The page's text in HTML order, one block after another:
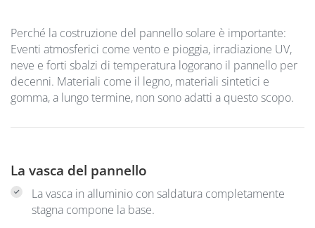
Perché la costruzione del pannello solare è importante:
Eventi atmosferici come vento e pioggia, irradiazione UV,
neve e forti sbalzi di temperatura logorano il pannello per
decenni. Materiali come il legno, materiali sintetici e
gomma, a lungo termine, non sono adatti a questo scopo.
La vasca del pannello
La vasca in alluminio con saldatura completamente
stagna compone la base.